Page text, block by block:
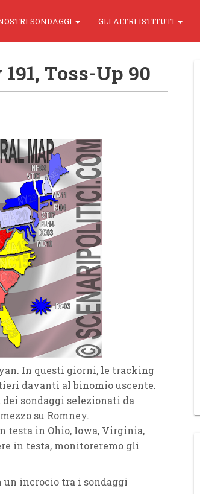
SONDAGGI GLI ALTRI ISTITUTI
Toss-Up 90
In questi giorni, le tracking
davanti al binomio uscente.
sondaggi selezionati da
su Romney.
testa in Ohio, Iowa, Virginia,
in testa, monitoreremo gli
incrocio tra i sondaggi